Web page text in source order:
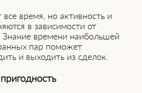
время, но активность и͏
в з͏ависимости от
Знание времени наибольшей
пар поможет
и выходить из сделок.